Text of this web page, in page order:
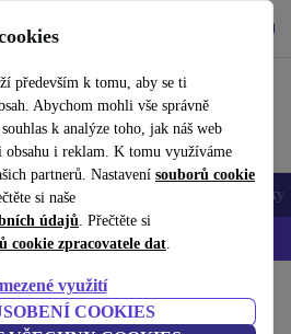
především k tomu, aby se ti
Abychom mohli vše správně
k analýze toho, jak náš web
obsahu i reklam. K tomu využíváme
partnerů. Nastavení souborů cookie
si naše
údajů. Přečtěte si
cookie zpracovatele dat.
využití
COOKIES
snadno
Tablety Doplňky
iPhony – kód: IPHONEDEAL-
Notebooky Lenovo